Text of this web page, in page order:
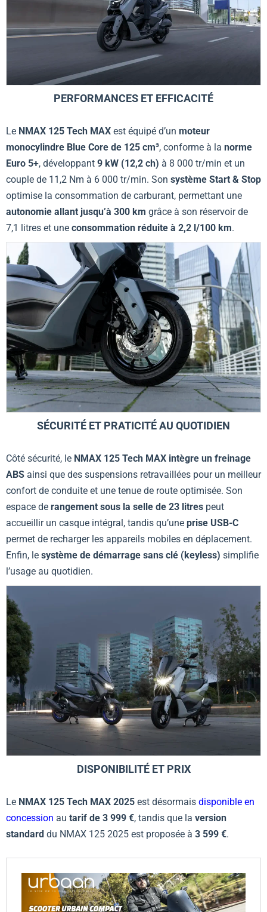
PERFORMANCES ET EFFICACITÉ
Le NMAX 125 Tech MAX est équipé d’un moteur
monocylindre Blue Core de 125 cm³, conforme à la norme
Euro 5+, développant 9 kW (12,2 ch) à 8 000 tr/min et un
couple de 11,2 Nm à 6 000 tr/min. Son système Start & Stop
optimise la consommation de carburant, permettant une
autonomie allant jusqu’à 300 km grâce à son réservoir de
7,1 litres et une consommation réduite à 2,2 l/100 km.
SÉCURITÉ ET PRATICITÉ AU QUOTIDIEN
Côté sécurité, le NMAX 125 Tech MAX intègre un freinage
ABS ainsi que des suspensions retravaillées pour un meilleur
confort de conduite et une tenue de route optimisée. Son
espace de rangement sous la selle de 23 litres peut
accueillir un casque intégral, tandis qu’une prise USB-C
permet de recharger les appareils mobiles en déplacement.
Enfin, le système de démarrage sans clé (keyless) simplifie
l’usage au quotidien.
DISPONIBILITÉ ET PRIX
Le NMAX 125 Tech MAX 2025 est désormais disponible en
concession au tarif de 3 999 €, tandis que la version
standard du NMAX 125 2025 est proposée à 3 599 €.